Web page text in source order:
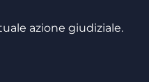
azione giudiziale.